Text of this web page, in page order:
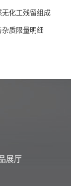
化工残留组成
质限量明细
展厅